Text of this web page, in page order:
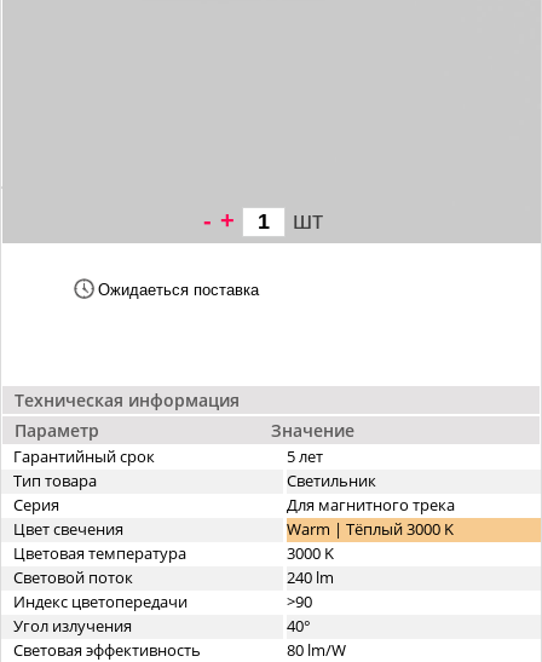
Техническая информация
Параметр
Значение
Гарантийный срок
5 лет
Тип товара
Светильник
Серия
Для магнитного трека
Цвет свечения
Warm | Тёплый 3000 K
Цветовая температура
3000 K
Световой поток
240 lm
Индекс цветопередачи
>90
Угол излучения
40°
Световая эффективность
80 lm/W
- + шт
Ожидаеться поставка